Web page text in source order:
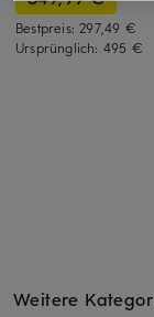
Bestpreis:297,49 €
Ursprünglich: 495 €
Weitere